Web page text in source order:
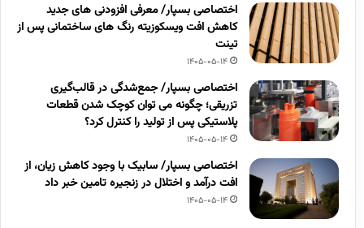
اختصاصی بسپار/ معرفی افزودنی های جدید
کاهش افت ویسکوزیته رنگ های ساختمانی پس از
تینت
1405-05-14
اختصاصی بسپار/ جمع‌شدگی در قالب‌گیری
تزریقی؛ چگونه می توان کوچک شدن قطعات
پلاستیکی پس از تولید را کنترل کرد؟
1405-05-14
اختصاصی بسپار/ سابیک با وجود کاهش زیان، از
افت درآمد و اختلال در زنجیره تامین خبر داد
1405-05-14